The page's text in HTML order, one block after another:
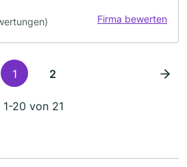
Firma bewerten
1 2
1-20 von 21